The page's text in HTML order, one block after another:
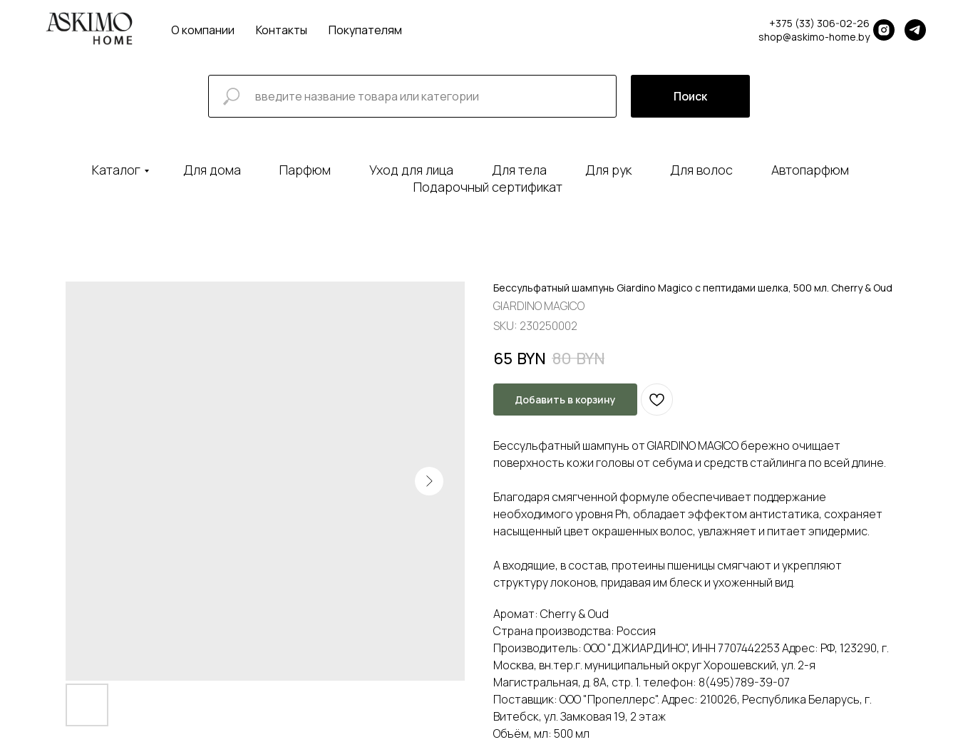
О компании Контакты Покупателям
+375 (33) 306-02-26
shop@askimo-home.by
Поиск
Каталог Для дома Парфюм Уход для лица Для тела Для рук Для волос
Автопарфюм
Подарочный сертификат
Бессульфатный шампунь Giardino Magico с пептидами шелка, 500 мл. Cherry & Oud
GIARDINO MAGICO
SKU: 230250002
65 BYN 80 BYN
Добавить в корзину
Бессульфатный шампунь от GIARDINO MAGICO бережно очищает
поверхность кожи головы от себума и средств стайлинга по всей длине.
Благодаря смягченной формуле обеспечивает поддержание
необходимого уровня Ph, обладает эффектом антистатика, сохраняет
насыщенный цвет окрашенных волос, увлажняет и питает эпидермис.
А входящие, в состав, протеины пшеницы смягчают и укрепляют
структуру локонов, придавая им блеск и ухоженный вид.
Аромат: Cherry & Oud
Страна производства: Россия
Производитель: ООО "ДЖИАРДИНО", ИНН 7707442253 Адрес: РФ, 123290, г.
Москва, вн.тер.г. муниципальный округ Хорошевский, ул. 2-я
Магистральная, д. 8А, стр. 1. телефон: 8(495)789-39-07
Поставщик: ООО "Пропеллерс". Адрес: 210026, Республика Беларусь, г.
Витебск, ул. Замковая 19, 2 этаж
Объём, мл: 500 мл